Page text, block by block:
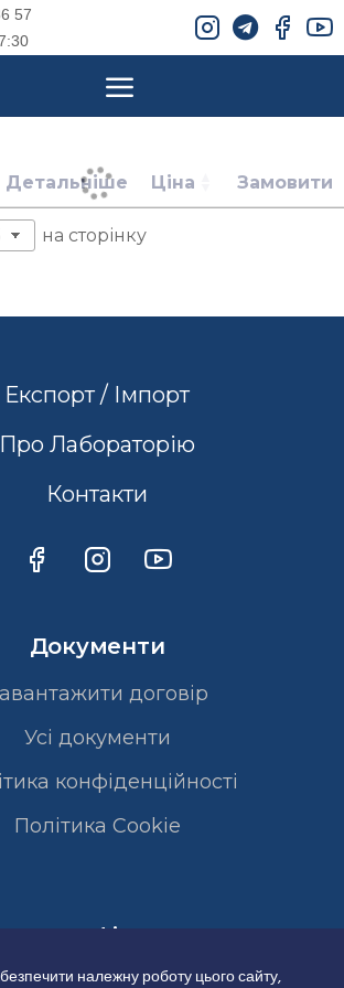
57
Детальніше Ціна Замовити
на сторінку
Експорт / Імпорт
Про Лабораторію
Контакти
Документи
договір
Усі документи
конфіденційності
Полiтика Cookie
Сертифікати
належну роботу цього сайту,